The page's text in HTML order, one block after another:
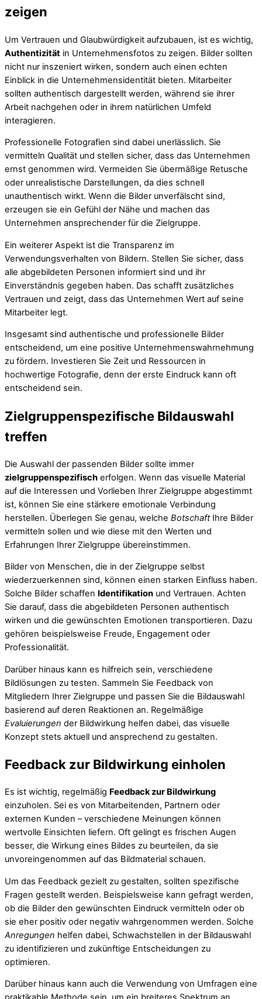
zeigen
Um Vertrauen und Glaubwürdigkeit aufzubauen, ist es wichtig,
Authentizität in Unternehmensfotos zu zeigen. Bilder sollten
nicht nur inszeniert wirken, sondern auch einen echten
Einblick in die Unternehmensidentität bieten. Mitarbeiter
sollten authentisch dargestellt werden, während sie ihrer
Arbeit nachgehen oder in ihrem natürlichen Umfeld
interagieren.
Professionelle Fotografien sind dabei unerlässlich. Sie
vermitteln Qualität und stellen sicher, dass das Unternehmen
ernst genommen wird. Vermeiden Sie übermäßige Retusche
oder unrealistische Darstellungen, da dies schnell
unauthentisch wirkt. Wenn die Bilder unverfälscht sind,
erzeugen sie ein Gefühl der Nähe und machen das
Unternehmen ansprechender für die Zielgruppe.
Ein weiterer Aspekt ist die Transparenz im
Verwendungsverhalten von Bildern. Stellen Sie sicher, dass
alle abgebildeten Personen informiert sind und ihr
Einverständnis gegeben haben. Das schafft zusätzliches
Vertrauen und zeigt, dass das Unternehmen Wert auf seine
Mitarbeiter legt.
Insgesamt sind authentische und professionelle Bilder
entscheidend, um eine positive Unternehmenswahrnehmung
zu fördern. Investieren Sie Zeit und Ressourcen in
hochwertige Fotografie, denn der erste Eindruck kann oft
entscheidend sein.
Zielgruppenspezifische Bildauswahl
treffen
Die Auswahl der passenden Bilder sollte immer
zielgruppenspezifisch erfolgen. Wenn das visuelle Material
auf die Interessen und Vorlieben Ihrer Zielgruppe abgestimmt
ist, können Sie eine stärkere emotionale Verbindung
herstellen. Überlegen Sie genau, welche BotschaftIhre Bilder
vermitteln sollen und wie diese mit den Werten und
Erfahrungen Ihrer Zielgruppe übereinstimmen.
Bilder von Menschen, die in der Zielgruppe selbst
wiederzuerkennen sind, können einen starken Einfluss haben.
Solche Bilder schaffen Identifikation und Vertrauen. Achten
Sie darauf, dass die abgebildeten Personen authentisch
wirken und die gewünschten Emotionen transportieren. Dazu
gehören beispielsweise Freude, Engagement oder
Professionalität.
Darüber hinaus kann es hilfreich sein, verschiedene
Bildlösungen zu testen. Sammeln Sie Feedback von
Mitgliedern Ihrer Zielgruppe und passen Sie die Bildauswahl
basierend auf deren Reaktionen an. Regelmäßige
Evaluierungen der Bildwirkung helfen dabei, das visuelle
Konzept stets aktuell und ansprechend zu gestalten.
Feedback zur Bildwirkung einholen
Es ist wichtig, regelmäßig Feedback zur Bildwirkung
einzuholen. Sei es von Mitarbeitenden, Partnern oder
externen Kunden – verschiedene Meinungen können
wertvolle Einsichten liefern. Oft gelingt es frischen Augen
besser, die Wirkung eines Bildes zu beurteilen, da sie
unvoreingenommen auf das Bildmaterial schauen.
Um das Feedback gezielt zu gestalten, sollten spezifische
Fragen gestellt werden. Beispielsweise kann gefragt werden,
ob die Bilder den gewünschten Eindruck vermitteln oder ob
sie eher positiv oder negativ wahrgenommen werden. Solche
Anregungen helfen dabei, Schwachstellen in der Bildauswahl
zu identifizieren und zukünftige Entscheidungen zu
optimieren.
Darüber hinaus kann auch die Verwendung von Umfragen eine